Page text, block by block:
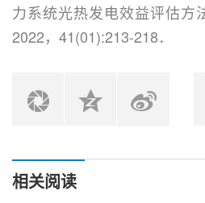
力系统光热发电效益评估方
2022，41(01):213-218．
相关阅读